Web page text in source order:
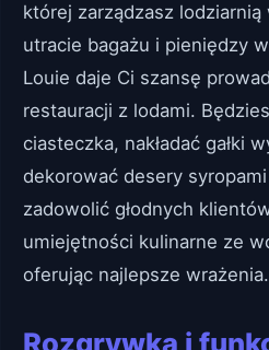
której zarządzasz
utracie bagażu i pieniędzy
Louie daje Ci szansę
restauracji z lodami.
ciasteczka, nakładać gałki
dekorować desery
zadowolić głodnych
umiejętności kulinarne ze
oferując najlepsze wrażenia.